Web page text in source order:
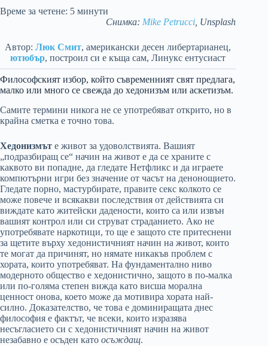
Време за четене: 5 минути
Снимка: Mike Petrucci , Unsplash
Автор:Люк Смит, американски десен либертарианец,
ютюбър, построил си е къща сам, Линукс ентусиаст
Философският избор, който съвременният свят предлага,
малко или много се свежда до хедонизъм или аскетизъм.
Самите термини никога не се употребяват открито, но в
крайна сметка е точно това.
Хедонизмът е живот за удоволствията. Вашият
„подразбиращ се“ начин на живот е да се храните с
каквото ви попадне, да гледате Нетфликс и да играете
компютърни игри без значение от часът на денонощието.
Гледате порно, мастурбирате, правите секс колкото се
може повече и всякакви последствия от действията си
виждате като житейски дадености, които са или извън
вашият контрол или си струват страданието. Ако не
употребявате наркотици, то ще е защото сте притеснени
за щетите върху хедонистичният начин на живот, които
те могат да причинят, но нямате никакъв проблем с
хората, които употребяват. На фундаментално ниво
модерното общество е хедонистично, защото в по-малка
или по-голяма степен вижда като висша морална
ценност онова, което може да мотивира хората най-
силно. Доказателство, че това е доминиращата днес
философия е фактът, че всеки, които изразява
несъгласието си с хедонистичният начин на живот
незабавно е осъден като осъждащ.